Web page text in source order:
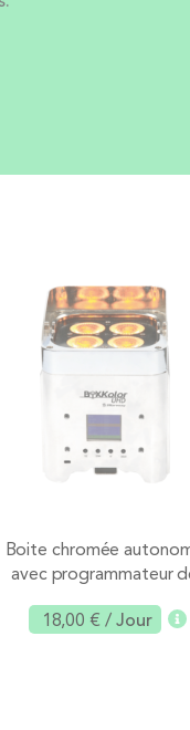
Boite chromée
avec programmateur
couleurs
18,00 € / Jour